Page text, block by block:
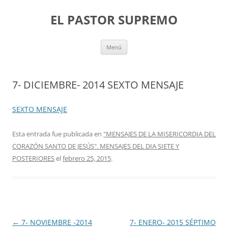
EL PASTOR SUPREMO
Menú
7- DICIEMBRE- 2014 SEXTO MENSAJE
SEXTO MENSAJE
Esta entrada fue publicada en "MENSAJES DE LA MISERICORDIA DEL
CORAZÓN SANTO DE JESÚS". MENSAJES DEL DIA SIETE Y
POSTERIORESelfebrero 25, 2015.
Navegación
← 7- NOVIEMBRE -2014
7- ENERO- 2015 SÉPTIMO